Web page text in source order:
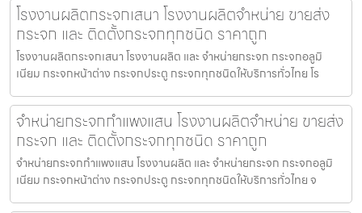
โรงงานผลิตกระจกเสนา โรงงานผลิตจำหน่าย ขายส่ง
กระจก และ ติดตั้งกระจกทุกชนิด ราคาถูก
โรงงานผลิตกระจกเสนา โรงงานผลิต และ จำหน่ายกระจก กระจกอลูมิ
เนียม กระจกหน้าต่าง กระจกประตู กระจกทุกชนิดให้บริการทั่วไทย โร
จำหน่ายกระจกกำแพงแสน โรงงานผลิตจำหน่าย ขายส่ง
กระจก และ ติดตั้งกระจกทุกชนิด ราคาถูก
จำหน่ายกระจกกำแพงแสน โรงงานผลิต และ จำหน่ายกระจก กระจกอลูมิ
เนียม กระจกหน้าต่าง กระจกประตู กระจกทุกชนิดให้บริการทั่วไทย จ